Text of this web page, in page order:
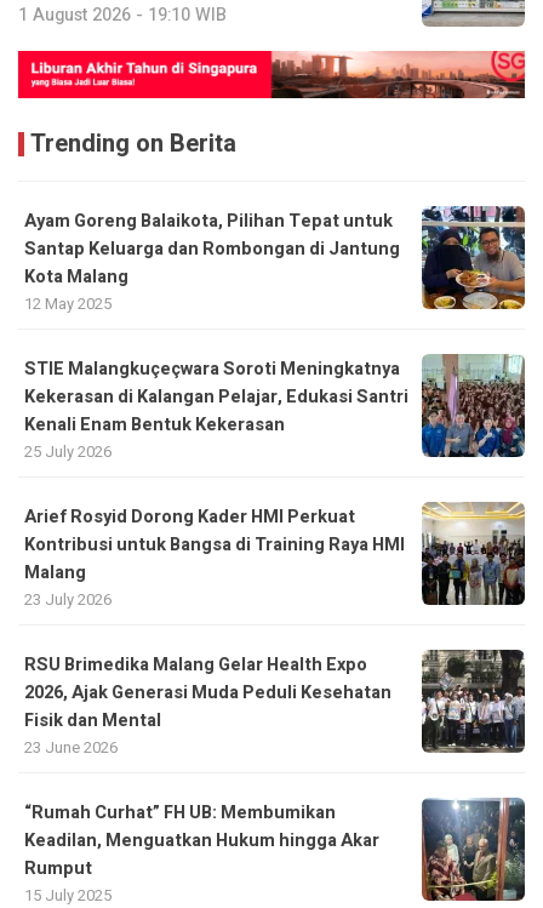
1 August 2026 - 19:10 WIB
Trending on Berita
Ayam Goreng Balaikota, Pilihan Tepat untuk
Santap Keluarga dan Rombongan di Jantung
Kota Malang
12 May 2025
STIE Malangkuçeçwara Soroti Meningkatnya
Kekerasan di Kalangan Pelajar, Edukasi Santri
Kenali Enam Bentuk Kekerasan
25 July 2026
Arief Rosyid Dorong Kader HMI Perkuat
Kontribusi untuk Bangsa di Training Raya HMI
Malang
23 July 2026
RSU Brimedika Malang Gelar Health Expo
2026, Ajak Generasi Muda Peduli Kesehatan
Fisik dan Mental
23 June 2026
“Rumah Curhat” FH UB: Membumikan
Keadilan, Menguatkan Hukum hingga Akar
Rumput
15 July 2025